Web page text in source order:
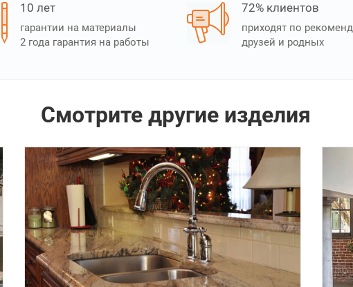
10 лет
гарантии на материалы
2 года гарантия на работы
72% клиентов
приходят по
друзей и родных
Смотрите другие изделия